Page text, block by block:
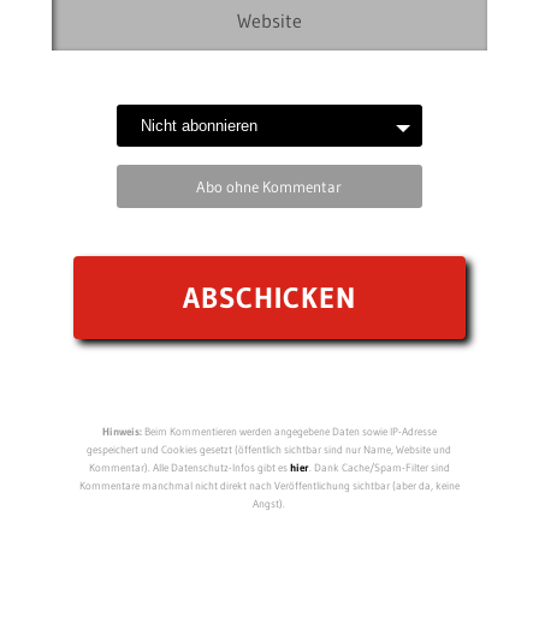
Abo ohne Kommentar
Hinweis:Beim Kommentieren werden angegebene Daten sowie IP-Adresse
gespeichert und Cookies gesetzt (öffentlich sichtbar sind nur Name, Website und
Kommentar). Alle Datenschutz-Infos gibt eshier. Dank Cache/Spam-Filter sind
Kommentare manchmal nicht direkt nach Veröffentlichung sichtbar (aber da, keine
Angst).